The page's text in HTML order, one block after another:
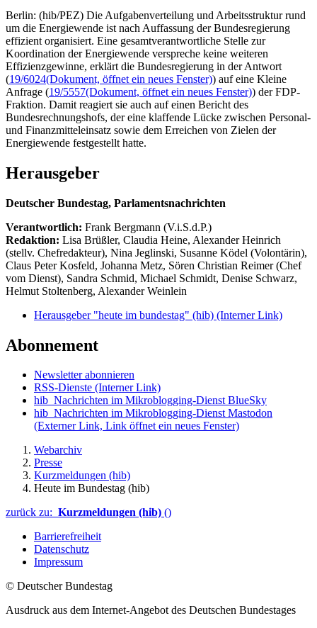
Berlin: (hib/PEZ) Die Aufgabenverteilung und Arbeitsstruktur rund
um die Energiewende ist nach Auffassung der Bundesregierung
effizient organisiert. Eine gesamtverantwortliche Stelle zur
Koordination der Energiewende verspreche keine weiteren
Effizienzgewinne, erklärt die Bundesregierung in der Antwort
(19/6024(Dokument, öffnet ein neues Fenster)) auf eine Kleine
Anfrage (19/5557(Dokument, öffnet ein neues Fenster)) der FDP-
Fraktion. Damit reagiert sie auch auf einen Bericht des
Bundesrechnungshofs, der eine klaffende Lücke zwischen Personal-
und Finanzmitteleinsatz sowie dem Erreichen von Zielen der
Energiewende festgestellt hatte.
Herausgeber
Deutscher Bundestag, Parlamentsnachrichten
Verantwortlich: Frank Bergmann (V.i.S.d.P.)
Redaktion: Lisa Brüßler, Claudia Heine, Alexander Heinrich
(stellv. Chefredakteur), Nina Jeglinski, Susanne Ködel (Volontärin),
Claus Peter Kosfeld, Johanna Metz, Sören Christian Reimer (Chef
vom Dienst), Sandra Schmid, Michael Schmidt, Denise Schwarz,
Helmut Stoltenberg, Alexander Weinlein
Herausgeber "heute im bundestag" (hib) (Interner Link)
Abonnement
Newsletter abonnieren
RSS-Dienste (Interner Link)
hib_Nachrichten im Mikroblogging-Dienst BlueSky
hib_Nachrichten im Mikroblogging-Dienst Mastodon
(Externer Link, Link öffnet ein neues Fenster)
Webarchiv
Presse
Kurzmeldungen (hib)
Heute im Bundestag (hib)
zurück zu: Kurzmeldungen (hib) ()
Barrierefreiheit
Datenschutz
Impressum
© Deutscher Bundestag
Ausdruck aus dem Internet-Angebot des Deutschen Bundestages